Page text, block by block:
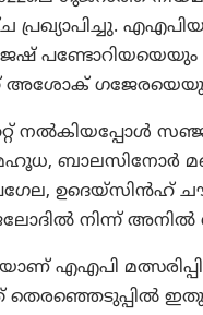
പണ്ടോറിയയെയും
ഗജേരയെയും
നൽകിയപ്പോൾ
മഹൂധ, ബാലസിനോർ
ഉദെയ്‌സിൻഹ്
നിന്ന് അനിൽ
എഎപി
തെരഞ്ഞെടുപ്പിൽ